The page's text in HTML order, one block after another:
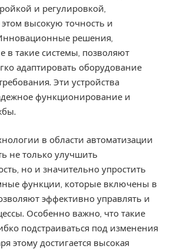
и регулировкой,
высокую точность и
решения,
в такие системы, позволяют
адаптировать оборудование
Эти устройства
функционирование и
в области автоматизации
не только улучшить
но и значительно упростить
функции, которые включены в
эффективно управлять и
Особенно важно, что такие
подстраиваться под изменения
этому достигается высокая